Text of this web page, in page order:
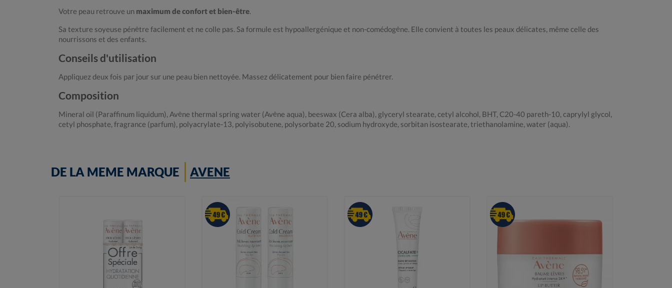
Votre peau retrouve un maximum de confort et bien-être.
Sa texture soyeuse pénètre facilement et ne colle pas. Sa formule est hypoallergénique et non-comédogène. Elle convient à toutes les peaux délicates, même celle des
nourrissons et des enfants.
Conseils d'utilisation
Appliquez deux fois par jour sur une peau bien nettoyée. Massez délicatement pour bien faire pénétrer.
Composition
Mineral oil (Paraffinum liquidum), Avène thermal spring water (Avène aqua), beeswax (Cera alba), glyceryl stearate, cetyl alcohol, BHT, C20-40 pareth-10, caprylyl glycol,
cetyl phosphate, fragrance (parfum), polyacrylate-13, polyisobutene, polysorbate 20, sodium hydroxyde, sorbitan isostearate, triethanolamine, water (aqua).
DE LA MEME MARQUE AVENE